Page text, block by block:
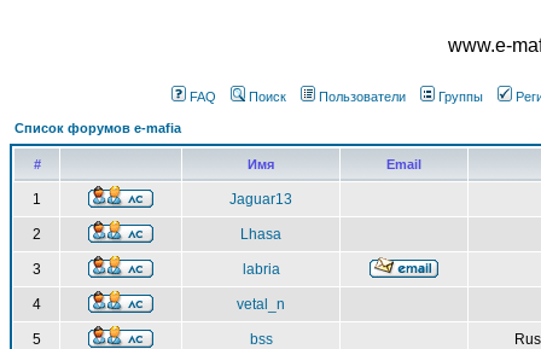
www.e-
FAQ Поиск Пользователи Группы
Список форумов e-mafia
# Имя Email
1 Jaguar13
2 Lhasa
3 labria
4 vetal_n
5 bss